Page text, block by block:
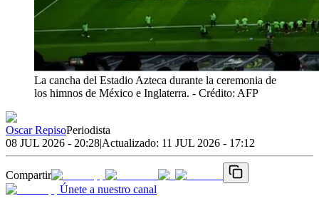
La cancha del Estadio Azteca durante la ceremonia de
los himnos de México e Inglaterra. - Crédito: AFP
Oscar RepisoPeriodista
08 JUL 2026 - 20:28|Actualizado: 11 JUL 2026 - 17:12
Compartir
Únete a nuestro canal